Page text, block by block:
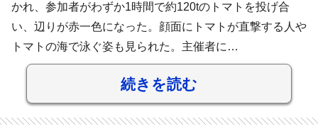
かれ、参加者がわずか1時間で約120tのトマトを投げ合
い、辺りが赤一色になった。顔面にトマトが直撃する人や
トマトの海で泳ぐ姿も見られた。主催者に…
続きを読む